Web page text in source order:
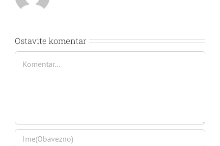
Ostavite komentar
Comment